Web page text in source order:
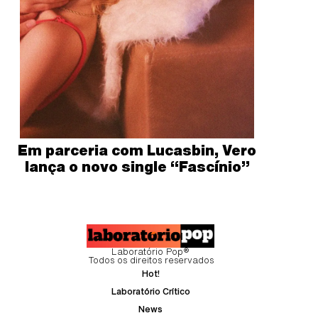
Em parceria com Lucasbin, Vero
lança o novo single “Fascínio”
Laboratório Pop®
Todos os direitos reservados
Hot!
Laboratório Crítico
News